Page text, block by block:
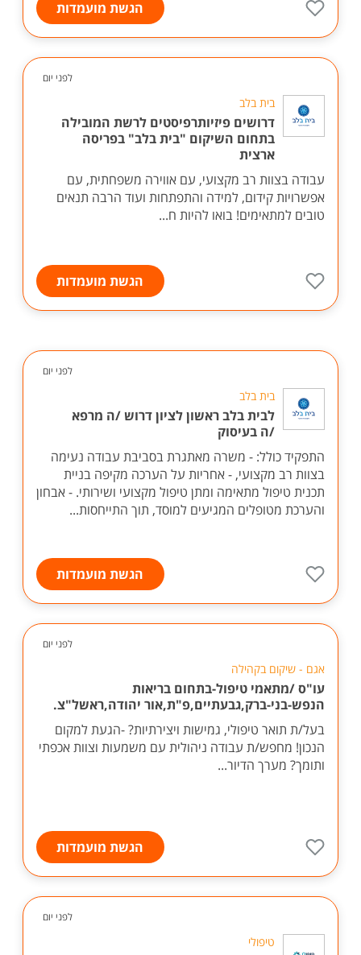
הגשת מועמדות
לפני יום
בית בלב
דרושים פיזיותרפיסטים לרשת המובילה
בתחום השיקום "בית בלב" בפריסה
ארצית
עבודה בצוות רב מקצועי, עם אווירה משפחתית, עם
אפשרויות קידום, למידה והתפתחות ועוד הרבה תנאים
טובים למתאימים! בואו להיות ח...
הגשת מועמדות
לפני יום
בית בלב
לבית בלב ראשון לציון דרוש /ה מרפא
/ה בעיסוק
התפקיד כולל: - משרה מאתגרת בסביבת עבודה נעימה
בצוות רב מקצועי, - אחריות על הערכה מקיפה בניית
תכנית טיפול מתאימה ומתן טיפול מקצועי ושירותי. - אבחון
והערכת מטופלים המגיעים למוסד, תוך התייחסות...
הגשת מועמדות
לפני יום
אגם - שיקום בקהילה
עו"ס /מתאמי טיפול-בתחום בריאות
הנפש-בני-ברק,גבעתיים,פ"ת,אור יהודה,ראשל"צ.
בעל/ת תואר טיפולי, גמישות ויצירתיות? -הגעת למקום
הנכון! מחפש/ת עבודה ניהולית עם משמעות וצוות אכפתי
ותומך? מערך הדיור...
הגשת מועמדות
לפני יום
טיפולי